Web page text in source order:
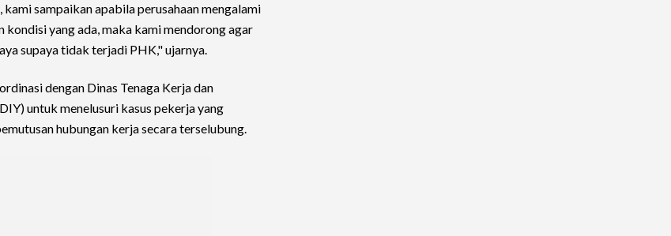
sampaikan apabila perusahaan mengalami
yang ada, maka kami mendorong agar
supaya tidak terjadi PHK," ujarnya.
dengan Dinas Tenaga Kerja dan
untuk menelusuri kasus pekerja yang
hubungan kerja secara terselubung.